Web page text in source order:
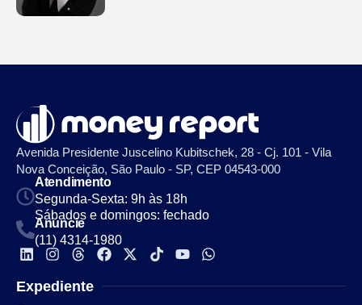
Avenida Presidente Juscelino Kubitschek, 28 - Cj. 101 - Vila
Nova Conceição, São Paulo - SP, CEP 04543-000
Atendimento
Segunda-Sexta: 9h às 18h
Sábados e domingos: fechado
Anuncie
(11) 4314-1980
Expediente